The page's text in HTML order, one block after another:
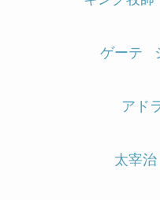
ゲーテ
アド
太宰治